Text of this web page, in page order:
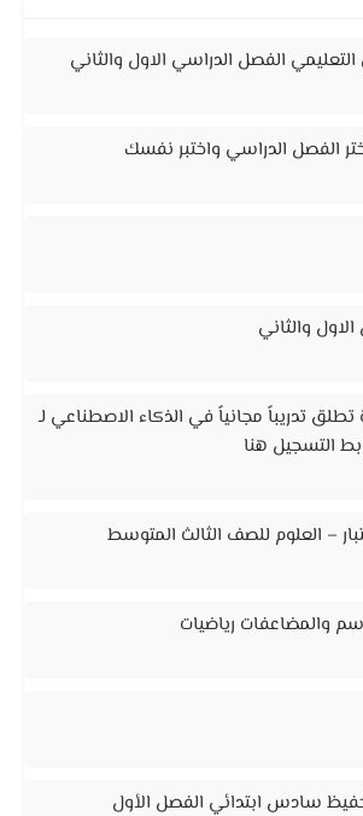
الفصل الدراسي الاول والثاني
اختر الفصل الدراسي واختبر نفسك
والثاني
تدريباً مجانياً في الذكاء الاصطناعي لـ
– العلوم للصف الثالث المتوسط
والمضاعفات رياضيات
سادس ابتدائي الفصل الأول